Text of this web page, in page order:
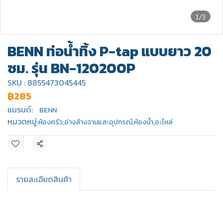
1/3
BENN ท่อน้ำทิ้ง P-tap แบบยาว 20
ซม. รุ่น BN-120200P
SKU : 8855473045445
฿285
แบรนด์: BENN
หมวดหมู่:ห้องครัว,อ่างล้างจานและอุปกรณ์,ห้องน้ำ,อะไหล่
แชร์
รายละเอียดสินค้า